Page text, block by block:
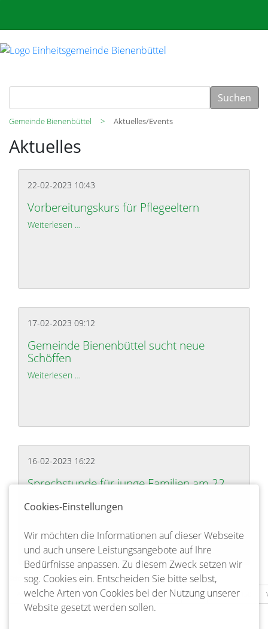
Suchen
Gemeinde Bienenbüttel Aktuelles/Events
Aktuelles
22-02-2023 10:43
Vorbereitungskurs für Pflegeeltern
Weiterlesen …
17-02-2023 09:12
Gemeinde Bienenbüttel sucht neue
Schöffen
Weiterlesen …
16-02-2023 16:22
Sprechstunde für junge Familien am 22.
Weiterlesen …Sprechstunde für junge Familien am 22. Februar
Seite 147 von 217
Anfang
Zurück 144 145 146 147 148 149
Cookies-Einstellungen
Wir möchten die Informationen auf dieser Webseite
und auch unsere Leistungsangebote auf Ihre
Bedürfnisse anpassen. Zu diesem Zweck setzen wir
sog. Cookies ein. Entscheiden Sie bitte selbst,
welche Arten von Cookies bei der Nutzung unserer
Website gesetzt werden sollen.